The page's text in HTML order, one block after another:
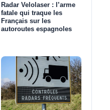
Radar Velolaser : l’arme
fatale qui traque les
Français sur les
autoroutes espagnoles